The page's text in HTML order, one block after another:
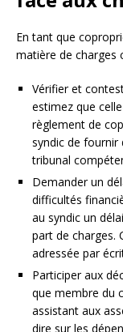
En tant que
matière de charges
Vérifier et
estimez que
règlement de
syndic de fournir
tribunal
Demander un
difficultés
au syndic un
part de charges.
adressée par
Participer aux
que membre du
assistant aux
dire sur les